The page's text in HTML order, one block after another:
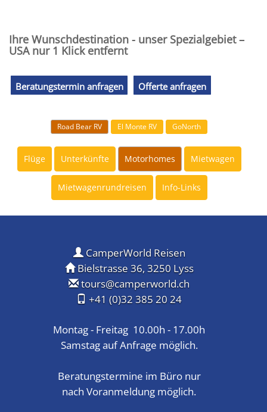
Ihre Wunschdestination - unser Spezialgebiet –
USA nur 1 Klick entfernt
Beratungstermin anfragen Offerte anfragen
Road Bear RV El Monte RV GoNorth
Flüge Unterkünfte Motorhomes Mietwagen
Mietwagenrundreisen Info-Links
CamperWorld Reisen
Bielstrasse 36, 3250 Lyss
tours@camperworld.ch
+41 (0)32 385 20 24
Montag - Freitag 10.00h - 17.00h
Samstag auf Anfrage möglich.
Beratungstermine im Büro nur
nach Voranmeldung möglich.